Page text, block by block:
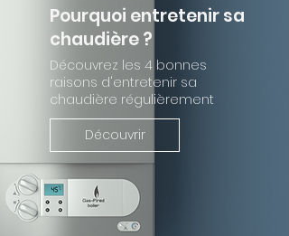
Pourquoi entretenir sa
chaudière ?
Découvrez les 4 bonnes
raisons d'entretenir sa
chaudière régulièrement
Découvrir